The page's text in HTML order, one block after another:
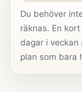
Du behöver
räknas. En
dagar i
plan som bara